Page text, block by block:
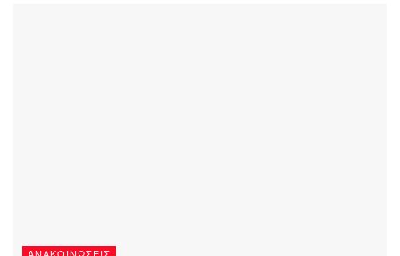
ΑΝΑΚΟΙΝΏΣΕΙΣ